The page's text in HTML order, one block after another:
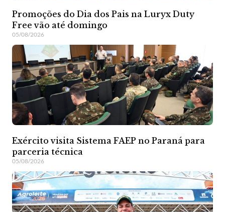
Promoções do Dia dos Pais na Luryx Duty
Free vão até domingo
05/08/2026
Exército visita Sistema FAEP no Paraná para
parceria técnica
05/08/2026